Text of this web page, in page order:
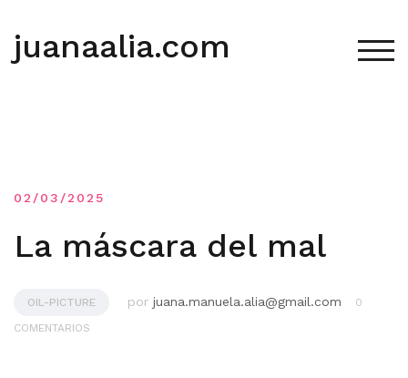
contenido
juanaalia.com
02/03/2025
La máscara del mal
OIL-PICTURE por juana.manuela.alia@gmail.com
0
COMENTARIOS